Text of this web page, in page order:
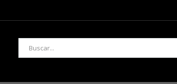
Buscar